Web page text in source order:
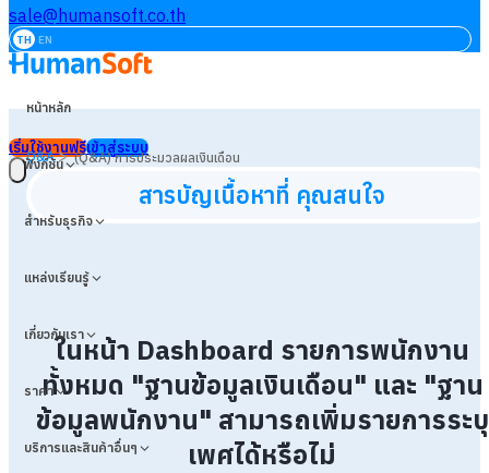
sale@humansoft.co.th
TH EN
หน้าหลัก
ฟังก์ชัน
สำหรับธุรกิจ
แหล่งเรียนรู้
เกี่ยวกับเรา
ราคา
บริการและสินค้าอื่นๆ
เริ่มใช้งานฟรีเข้าสู่ระบบ
Q&A>(Q&A) การประมวลผลเงินเดือน
สารบัญเนื้อหาที่ คุณสนใจ
ในหน้า Dashboard รายการพนักงาน
ทั้งหมด "ฐานข้อมูลเงินเดือน" และ "ฐาน
ข้อมูลพนักงาน" สามารถเพิ่มรายการระบุ
เพศได้หรือไม่